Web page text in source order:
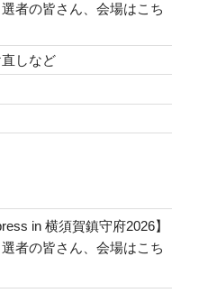
者の皆さん、会場はこち
直しなど
in 横須賀鎮守府2026】
者の皆さん、会場はこち